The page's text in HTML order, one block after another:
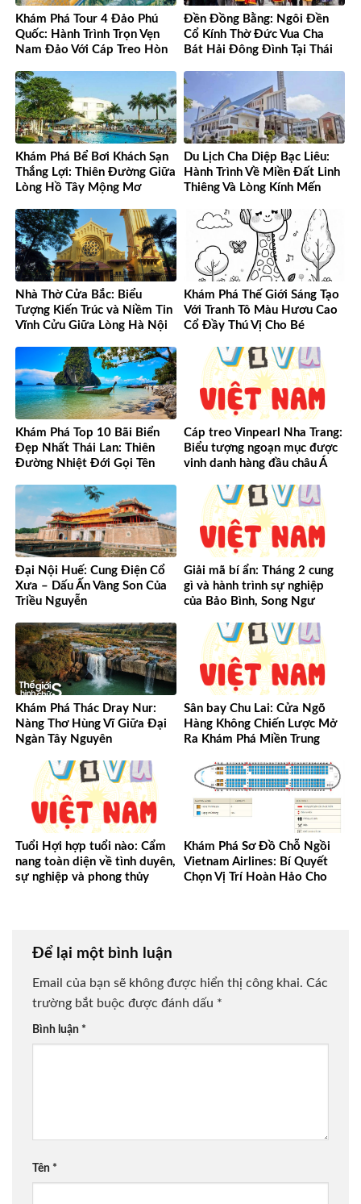
Khám Phá Tour 4 Đảo Phú
Quốc: Hành Trình Trọn Vẹn
Nam Đảo Với Cáp Treo Hòn
Đền Đồng Bằng: Ngôi Đền
Cổ Kính Thờ Đức Vua Cha
Bát Hải Đông Đình Tại Thái
Khám Phá Bể Bơi Khách Sạn
Thắng Lợi: Thiên Đường Giữa
Lòng Hồ Tây Mộng Mơ
Du Lịch Cha Diệp Bạc Liêu:
Hành Trình Về Miền Đất Linh
Thiêng Và Lòng Kính Mến
Nhà Thờ Cửa Bắc: Biểu
Tượng Kiến Trúc và Niềm Tin
Vĩnh Cửu Giữa Lòng Hà Nội
Khám Phá Thế Giới Sáng Tạo
Với Tranh Tô Màu Hươu Cao
Cổ Đầy Thú Vị Cho Bé
Khám Phá Top 10 Bãi Biển
Đẹp Nhất Thái Lan: Thiên
Đường Nhiệt Đới Gọi Tên
Cáp treo Vinpearl Nha Trang:
Biểu tượng ngoạn mục được
vinh danh hàng đầu châu Á
Đại Nội Huế: Cung Điện Cổ
Xưa – Dấu Ấn Vàng Son Của
Triều Nguyễn
Giải mã bí ẩn: Tháng 2 cung
gì và hành trình sự nghiệp
của Bảo Bình, Song Ngư
Khám Phá Thác Dray Nur:
Nàng Thơ Hùng Vĩ Giữa Đại
Ngàn Tây Nguyên
Sân bay Chu Lai: Cửa Ngõ
Hàng Không Chiến Lược Mở
Ra Khám Phá Miền Trung
Tuổi Hợi hợp tuổi nào: Cẩm
nang toàn diện về tình duyên,
sự nghiệp và phong thủy
Khám Phá Sơ Đồ Chỗ Ngồi
Vietnam Airlines: Bí Quyết
Chọn Vị Trí Hoàn Hảo Cho
Để lại một bình luận
Email của bạn sẽ không được hiển thị công khai. Các
trường bắt buộc được đánh dấu *
Bình luận *
Tên *